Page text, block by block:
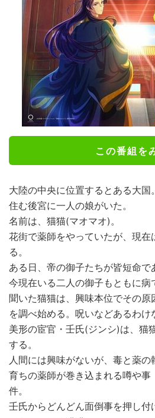
この番組を
大陸の中央に位置するとある大
住む後宮に一人の娘がいた。
名前は、猫猫(マオマオ)。
花街で薬師をやっていたが、現在
る。
ある日、帝の御子たちが皆短命で
今現在いる二人の御子もともに病
聞いた猫猫は、興味本位でその原
を調べ始める。呪いなどあるわけ
美形の宦官・壬氏(ジンシ)は、猫
する。
人間には興味がないが、毒と薬
育ちの薬師が巻き込まれる噂や事
件。
壬氏からどんどん面倒事を押し付